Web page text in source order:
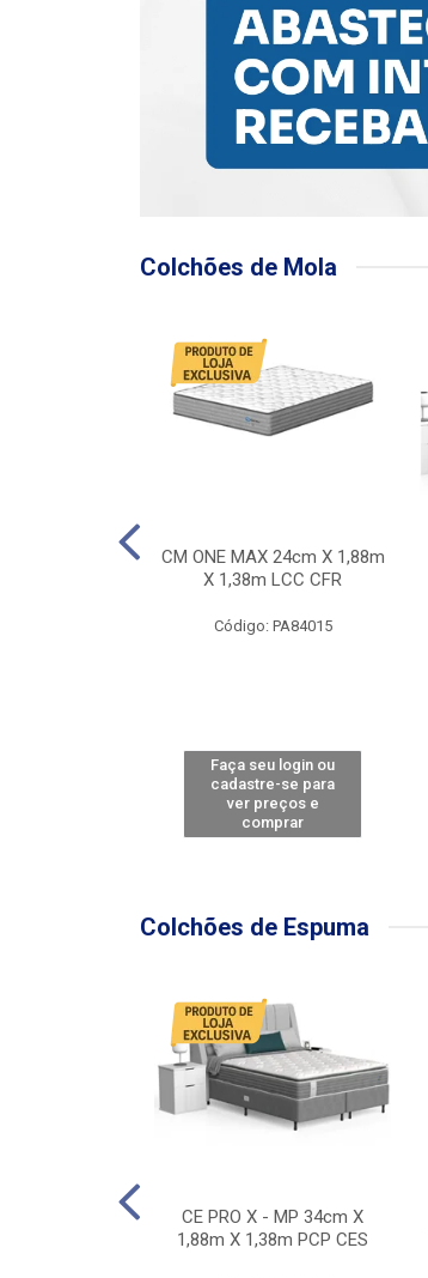
Colchões de Mola
CM ONE MAX 24cm X 1,88m
X 1,38m LCC CFR
Código: PA84015
Faça seu login ou
cadastre-se para
ver preços e
comprar
Colchões de Espuma
CE PRO X - MP 34cm X
1,88m X 1,38m PCP CES